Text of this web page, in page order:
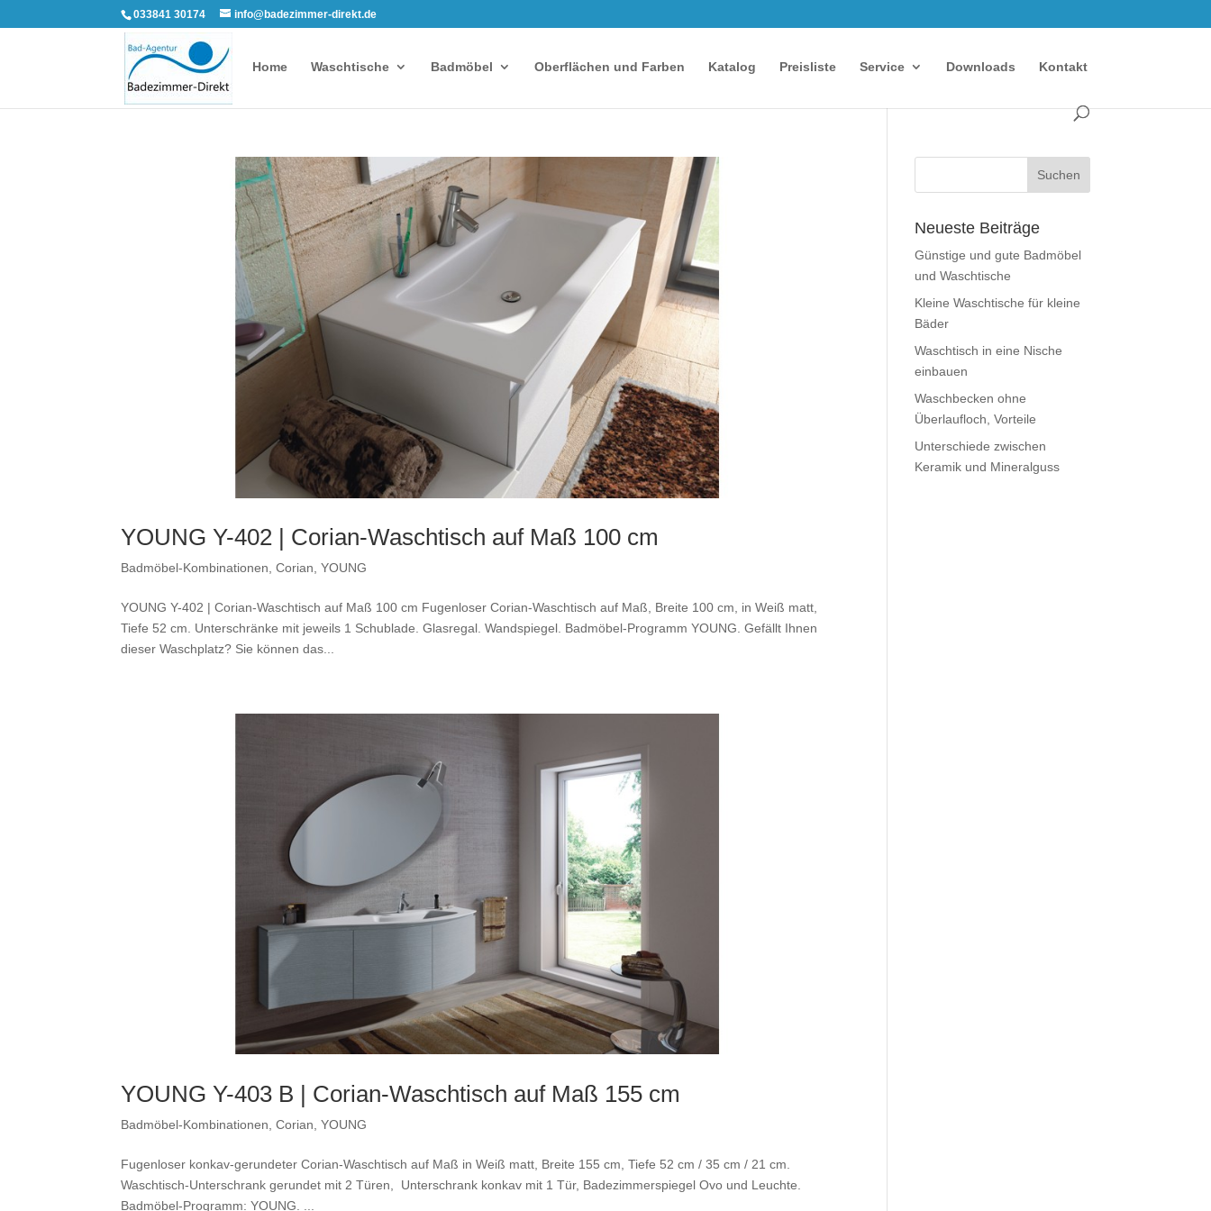
033841 30174 info@badezimmer-direkt.de
Home Waschtische Badmöbel Oberflächen und Farben Katalog Preisliste Service Downloads Kontakt
YOUNG Y-402 | Corian-Waschtisch auf Maß 100 cm
Badmöbel-Kombinationen ,Corian ,YOUNG
YOUNG Y-402 | Corian-Waschtisch auf Maß 100 cm Fugenloser Corian-Waschtisch auf Maß, Breite 100 cm, in Weiß matt,
Tiefe 52 cm. Unterschränke mit jeweils 1 Schublade. Glasregal. Wandspiegel. Badmöbel-Programm YOUNG. Gefällt Ihnen
dieser Waschplatz? Sie können das...
YOUNG Y-403 B | Corian-Waschtisch auf Maß 155 cm
Badmöbel-Kombinationen ,Corian ,YOUNG
Fugenloser konkav-gerundeter Corian-Waschtisch auf Maß in Weiß matt, Breite 155 cm, Tiefe 52 cm / 35 cm / 21 cm.
Waschtisch-Unterschrank gerundet mit 2 Türen, Unterschrank konkav mit 1 Tür, Badezimmerspiegel Ovo und Leuchte.
Badmöbel-Programm: YOUNG. ...
Neueste Beiträge
Günstige und gute Badmöbel
und Waschtische
Kleine Waschtische für kleine
Bäder
Waschtisch in eine Nische
einbauen
Waschbecken ohne
Überlaufloch, Vorteile
Unterschiede zwischen
Keramik und Mineralguss